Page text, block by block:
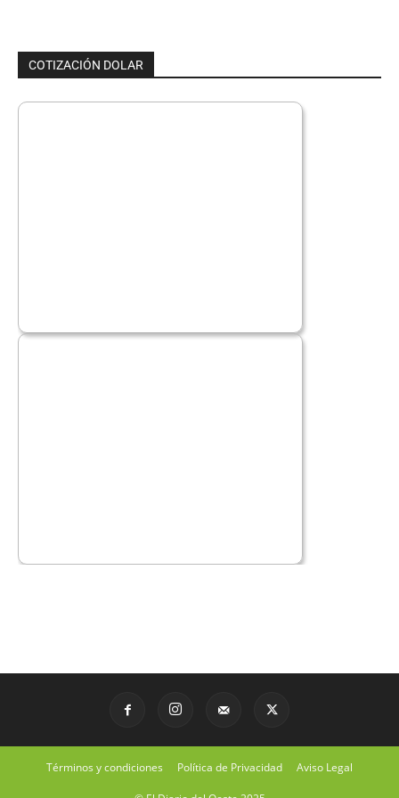
COTIZACIÓN DOLAR
Términos y condiciones Política de Privacidad Aviso Legal